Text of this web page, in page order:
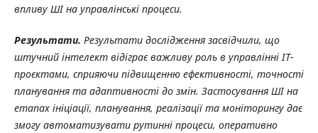
впливу ШІ на управлінські процеси.
Результати. Результати дослідження засвідчили, що
штучний інтелект відіграє важливу роль в управлінні ІТ-
проєктами, сприяючи підвищенню ефективності, точності
планування та адаптивності до змін. Застосування ШІ на
етапах ініціації, планування, реалізації та моніторингу дає
змогу автоматизувати рутинні процеси, оперативно